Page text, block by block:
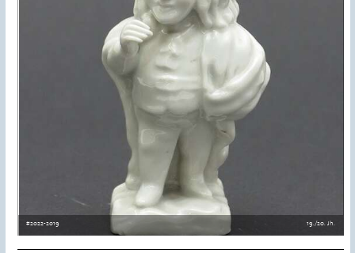
#2022-2019 19./20. Jh.